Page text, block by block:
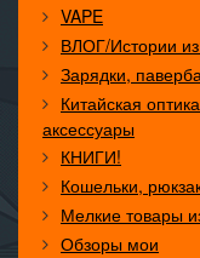
VAPE
ВЛОГ/Истории
Зарядки,
Китайская
аксессуары
КНИГИ!
Кошельки,
Мелкие товары
Обзоры мои